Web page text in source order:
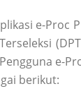
e-
e-
berikut: